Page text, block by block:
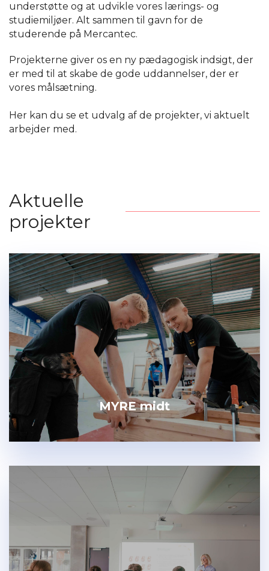
understøtte og at udvikle vores lærings- og
studiemiljøer. Alt sammen til gavn for de
studerende på Mercantec.
Projekterne giver os en ny pædagogisk indsigt, der
er med til at skabe de gode uddannelser, der er
vores målsætning.
Her kan du se et udvalg af de projekter, vi aktuelt
arbejder med.
Aktuelle
projekter
MYRE midt